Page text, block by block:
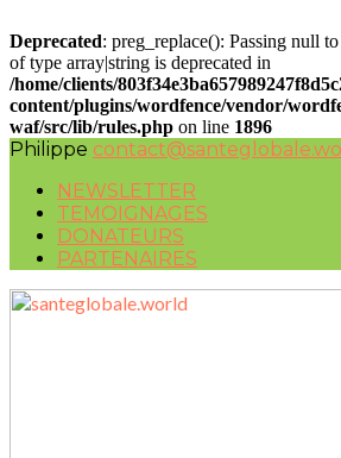
Deprecated: preg_replace(): Passing null
of type array|string is deprecated in
/home/clients/
content/plugins/wordfence/vendor/
waf/src/lib/rules.php on line 1896
Philippe
NEWSLETTER
TEMOIGNAGES
DONATEURS
PARTENAIRES